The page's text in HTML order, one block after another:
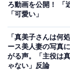
ろ動画を公開！ 「
「可愛い」
「真美子さんは何
ース美人妻の写真
がる声。「主役は
ゃない」反論